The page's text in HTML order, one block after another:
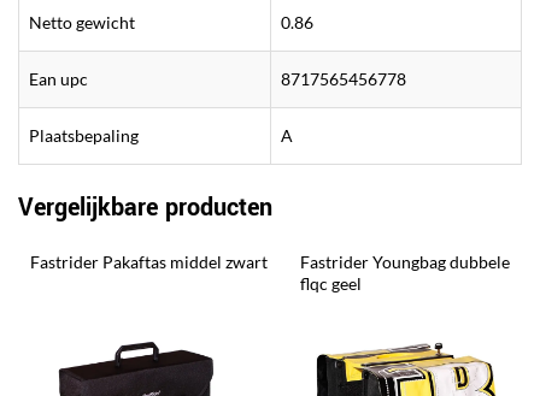
Netto gewicht 0.86
Ean upc 8717565456778
Plaatsbepaling A
Vergelijkbare producten
Fastrider Pakaftas middel zwart
Fastrider Youngbag dubbele
flqc geel